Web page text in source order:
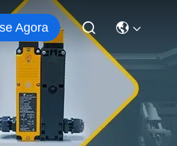
Agora